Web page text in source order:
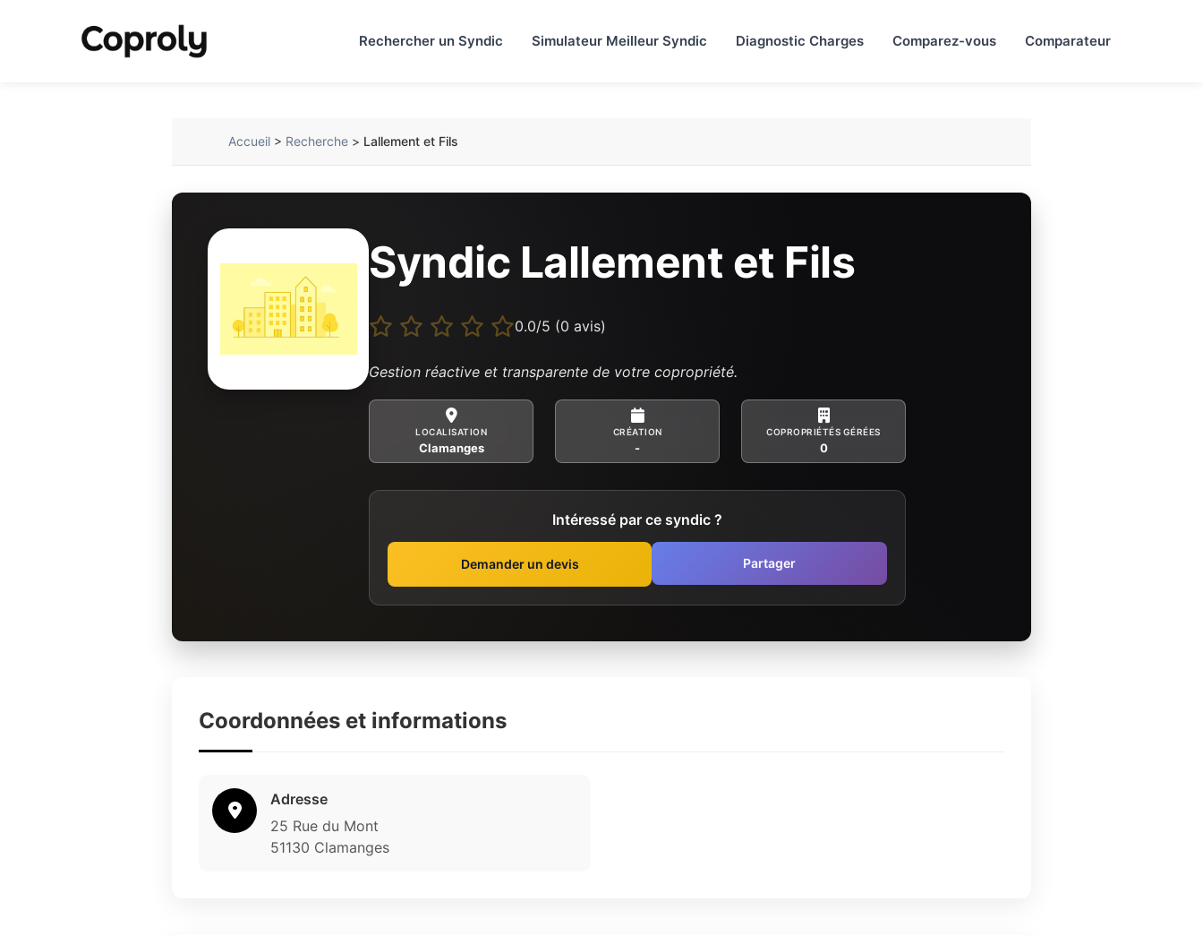
Rechercher un Syndic Simulateur Meilleur Syndic Diagnostic Charges Comparez-vous Comparateur
Accueil > Recherche > Lallement et Fils
Syndic Lallement et Fils
0.0/5 (0 avis)
Gestion réactive et transparente de votre copropriété.
LOCALISATION
Clamanges
CRÉATION
-
COPROPRIÉTÉS GÉRÉES
0
Intéressé par ce syndic ?
Demander un devis Partager
Coordonnées et informations
Adresse
25 Rue du Mont
51130 Clamanges